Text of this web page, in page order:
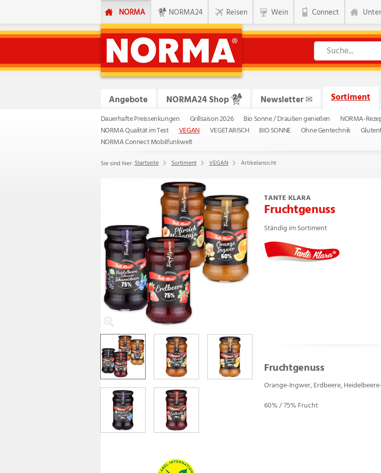
NORMA NORMA24 Reisen Wein Connect
Angebote NORMA24 Shop Newsletter✉ Sortiment
Dauerhafte Preissenkungen Grillsaison 2026 Bio Sonne / Draußen genießen NORMA-
NORMA Qualität im Test
VEGAN VEGETARISCH BIO SONNE Ohne Gentechnik
NORMA Connect Mobilfunkwelt
Sie sind hier:Startseite Sortiment VEGAN Artikelansicht
TANTE KLARA
Fruchtgenuss
Ständig im Sortiment
Fruchtgenuss
Orange-Ingwer, Erdbeere,
60% / 75% Frucht